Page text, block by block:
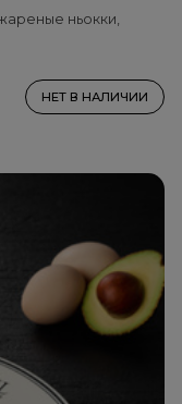
ньокки,
НЕТ В НАЛИЧИИ